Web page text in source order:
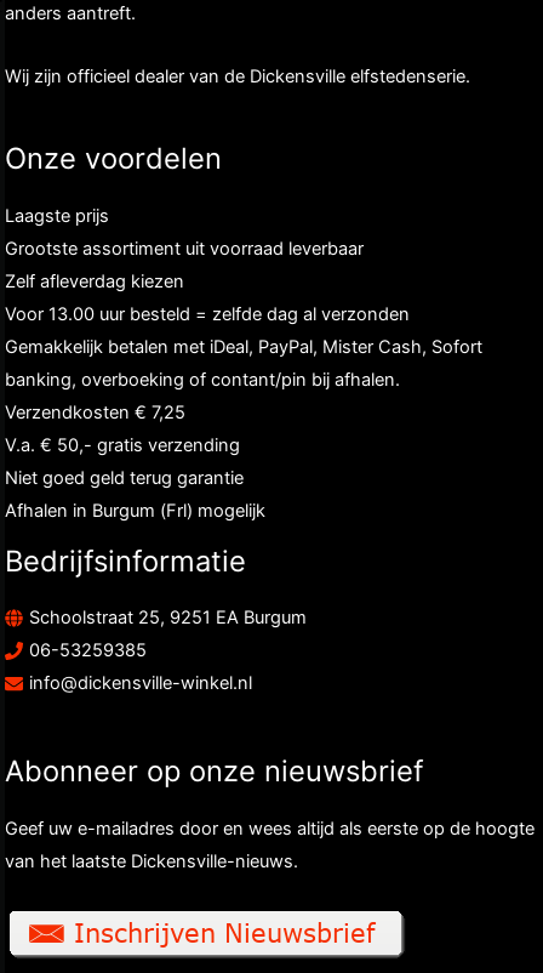
anders aantreft.
Wij zijn officieel dealer van de Dickensville elfstedenserie.
Onze voordelen
Laagste prijs
Grootste assortiment uit voorraad leverbaar
Zelf afleverdag kiezen
Voor 13.00 uur besteld = zelfde dag al verzonden
Gemakkelijk betalen met iDeal, PayPal, Mister Cash, Sofort
banking, overboeking of contant/pin bij afhalen.
Verzendkosten € 7,25
V.a. € 50,- gratis verzending
Niet goed geld terug garantie
Afhalen in Burgum (Frl) mogelijk
Bedrijfsinformatie
Schoolstraat 25, 9251 EA Burgum
06-53259385
info@dickensville-winkel.nl
Abonneer op onze nieuwsbrief
Geef uw e-mailadres door en wees altijd als eerste op de hoogte
van het laatste Dickensville-nieuws.